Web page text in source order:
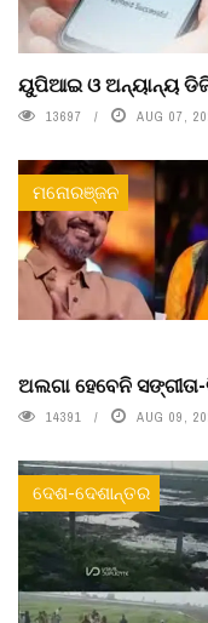
ୟୁପିଆଇ ଓ ଅନ୍ୟାନ୍ୟ
13697 AUG 07,
ମନୋରଞ୍ଜନ
ଅଲଗା ହେବେନି
14391 AUG 09,
ଦେଶ-ଦେଶାନ୍ତର